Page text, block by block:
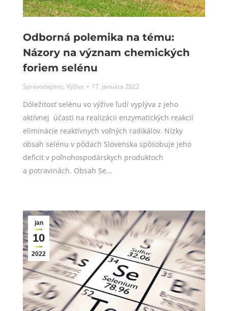
Odborná polemika na tému:
Názory na význam chemických
foriem selénu
Spravodajstvo, Výživa 17. januára 2022
Dôležitosť selénu vo výžive ľudí vyplýva z jeho
aktívnej účasti na realizácii enzymatických reakcií
eliminácie reaktívnych voľných radikálov. Nízky
obsah selénu v pôdach Slovenska spôsobuje jeho
deficit v poľnohospodárskych produktoch
a potravinách. Obsah Se…
jan
10
2022